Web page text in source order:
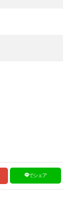
でシェア